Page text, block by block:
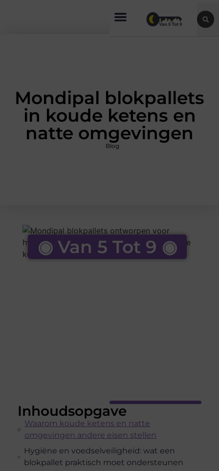
Mondipal blokpallets
in koude ketens en
natte omgevingen
Blog
Inhoudsopgave
Waarom koude ketens en natte
omgevingen andere eisen stellen
Hygiëne en voedselveiligheid: wat een
blokpallet praktisch moet ondersteunen
◉ Van 5 Tot 9 ◉